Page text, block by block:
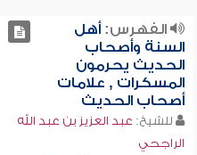
الفهرس:أهل
السنة وأصحاب
الحديث يحرمون
المسكرات , علامات
أصحاب الحديث
للشيخ: عبد العزيز بن عبد الله
الراجحي